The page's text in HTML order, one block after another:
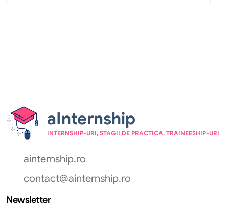
aInternship
INTERNSHIP-URI, STAGII DE PRACTICA, TRAINEESHIP-URI
ainternship.ro
contact@ainternship.ro
Newsletter